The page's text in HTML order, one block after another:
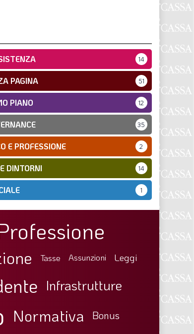
14
PAGINA 51
PIANO 12
35
E PROFESSIONE 2
DINTORNI 14
1
Tasse Assunzioni Leggi
Infrastrutture
Normativa Bonus